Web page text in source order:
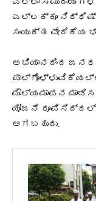
ಎಲ್ಲಕ್ಕೂ
ಸಂಯುಕ್ತ ವೇದಿಕೆಯ
ಅಭಿಯಾನದಿಂದ ಜನರ
ಮೌಲ್ಯಮಾಪನ
ಯೋಜನೆ
ಆಗಬಹುದು.